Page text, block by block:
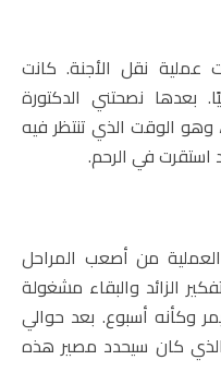
عملية نقل الأجنة. كانت
بعدها نصحتني الدكتورة
وهو الوقت الذي تنتظر فيه
استقرت في الرحم.
العملية من أصعب المراحل
الزائد والبقاء مشغولة
وكأنه أسبوع. بعد حوالي
الذي كان سيحدد مصير هذه